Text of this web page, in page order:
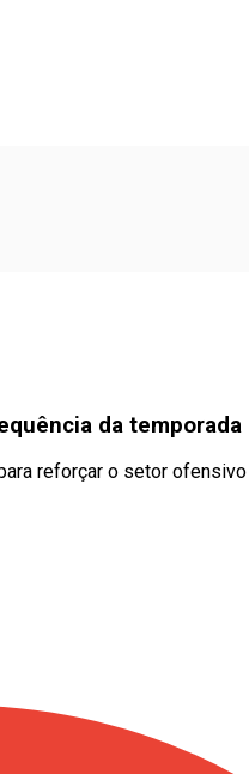
da temporada
reforçar o setor